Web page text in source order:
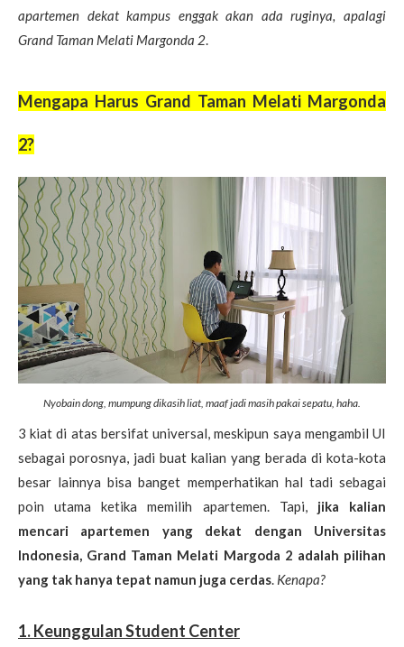
apartemen dekat kampus enggak akan ada ruginya, apalagi
Grand Taman Melati Margonda 2.
Mengapa Harus Grand Taman Melati Margonda
2?
Nyobain dong, mumpung dikasih liat, maaf jadi masih pakai sepatu, haha.
3 kiat di atas bersifat universal, meskipun saya mengambil UI
sebagai porosnya, jadi buat kalian yang berada di kota-kota
besar lainnya bisa banget memperhatikan hal tadi sebagai
poin utama ketika memilih apartemen. Tapi, jika kalian
mencari apartemen yang dekat dengan Universitas
Indonesia, Grand Taman Melati Margoda 2 adalah pilihan
yang tak hanya tepat namun juga cerdas. Kenapa?
1. Keunggulan Student Center